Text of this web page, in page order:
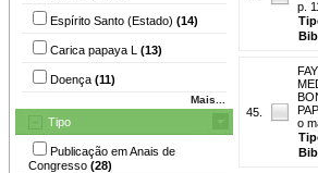
Espírito Santo (Estado) (14)
Carica papaya L (13)
Doença (11)
Mais...
Tipo
Publicação em Anais de
Congresso (28)
p.
45.
o